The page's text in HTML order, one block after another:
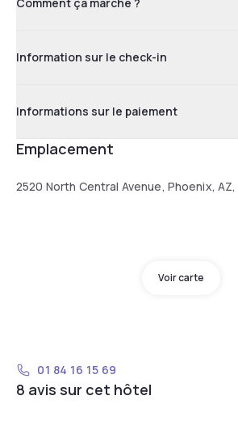
Information sur le check-in
Informations sur le paiement
Emplacement
2520 North Central Avenue, Phoenix, AZ,
Voir carte
01 84 16 15 69
8 avis sur cet hôtel